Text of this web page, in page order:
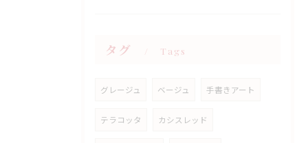
タグ Tags
グレージュ ベージュ 手書きアート
テラコッタ カシスレッド